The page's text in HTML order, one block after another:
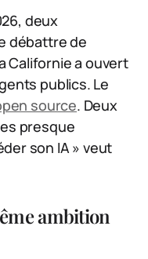
deux
débattre de
Californie a ouvert
publics. Le
source. Deux
presque
son IA » veut
ambition